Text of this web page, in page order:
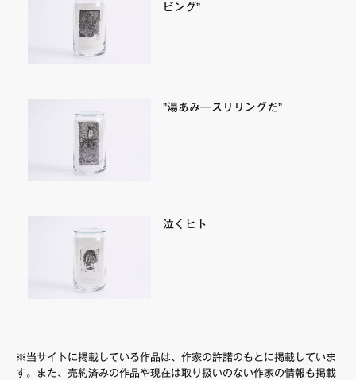
ビング”
”湯あみ―スリリングだ”
泣くヒト
※当サイトに掲載している作品は、作家の許諾のもとに掲載していま
す。また、売約済みの作品や現在は取り扱いのない作家の情報も掲載